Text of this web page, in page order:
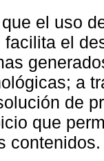
el uso
facilita el
a
de
que